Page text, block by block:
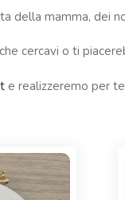
della mamma, dei
cercavi o ti
e realizzeremo per